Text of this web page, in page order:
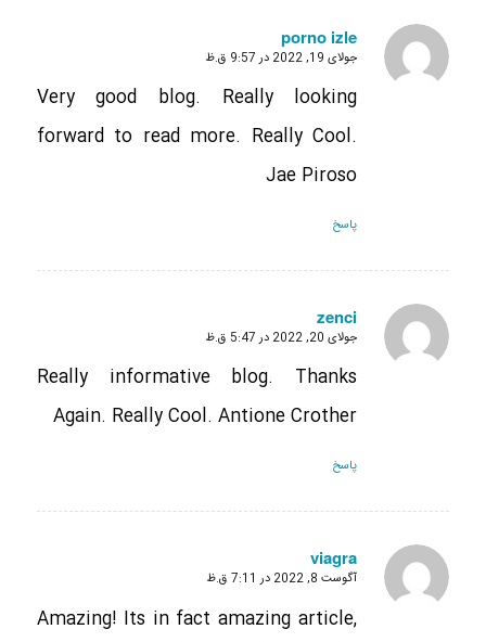
porno izle
گفته:
جولای 19, 2022 در 9:57 ق.ظ
Very good blog. Really looking
forward to read more. Really Cool.
Jae Piroso
پاسخ
zenci
گفته:
جولای 20, 2022 در 5:47 ق.ظ
Really informative blog. Thanks
Again. Really Cool. Antione Crother
پاسخ
viagra
گفته:
آگوست 8, 2022 در 7:11 ق.ظ
Amazing! Its in fact amazing article,